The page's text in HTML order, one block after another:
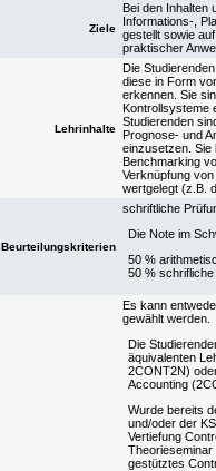
Ziele
Bei den Inhalten
Informations-,
gestellt sowie
praktischer
Lehrinhalte
Die
diese in Form
erkennen. Sie
Kontrollsysteme
Studierenden
Prognose- und
einzusetzen. Sie
Benchmarking
Verknüpfung
wertgelegt (z.B.
Beurteilungskriterien
schriftliche
Die Note im
50 %
50 %
Es kann
gewählt werden.
Die
äquivalenten
2CONT2N)
Accounting
Wurde bereits
und/oder der
Vertiefung
Theorieseminar
gestütztes